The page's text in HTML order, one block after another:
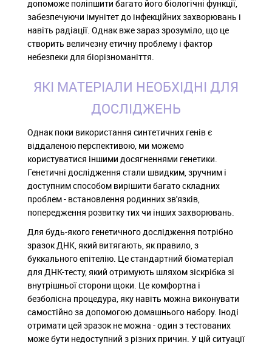
допоможе поліпшити багато його біологічні функції,
забезпечуючи імунітет до інфекційних захворювань і
навіть радіації. Однак вже зараз зрозуміло, що це
створить величезну етичну проблему і фактор
небезпеки для біорізноманіття.
ЯКІ МАТЕРІАЛИ НЕОБХІДНІ ДЛЯ
ДОСЛІДЖЕНЬ
Однак поки використання синтетичних генів є
віддаленою перспективою, ми можемо
користуватися іншими досягненнями генетики.
Генетичні дослідження стали швидким, зручним і
доступним способом вирішити багато складних
проблем - встановлення родинних зв'язків,
попередження розвитку тих чи інших захворювань.
Для будь-якого генетичного дослідження потрібно
зразок ДНК, який витягають, як правило, з
буккального епітелію. Це стандартний біоматеріал
для ДНК-тесту, який отримують шляхом зіскрібка зі
внутрішньої сторони щоки. Це комфортна і
безболісна процедура, яку навіть можна виконувати
самостійно за допомогою домашнього набору. Іноді
отримати цей зразок не можна - один з тестованих
може бути недоступний з різних причин. У цій ситуації